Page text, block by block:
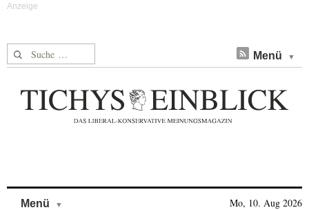
Suche nach: Menü
Menü Mo, 10. Aug 2026